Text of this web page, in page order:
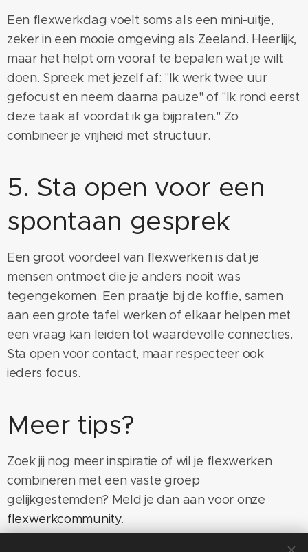
Een flexwerkdag voelt soms als een mini-uitje,
zeker in een mooie omgeving als Zeeland. Heerlijk,
maar het helpt om vooraf te bepalen wat je wilt
doen. Spreek met jezelf af: "Ik werk twee uur
gefocust en neem daarna pauze" of "Ik rond eerst
deze taak af voordat ik ga bijpraten." Zo
combineer je vrijheid met structuur.
5. Sta open voor een
spontaan gesprek
Een groot voordeel van flexwerken is dat je
mensen ontmoet die je anders nooit was
tegengekomen. Een praatje bij de koffie, samen
aan een grote tafel werken of elkaar helpen met
een vraag kan leiden tot waardevolle connecties.
Sta open voor contact, maar respecteer ook
ieders focus.
Meer tips?
Zoek jij nog meer inspiratie of wil je flexwerken
combineren met een vaste groep
gelijkgestemden? Meld je dan aan voor onze
flexwerkcommunity.